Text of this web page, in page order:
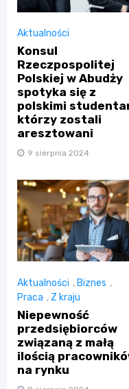
Aktualności
Konsul
Rzeczpospolitej
Polskiej w Abudży
spotyka się z
polskimi
którzy zostali
aresztowani
9 sierpnia 2024
Aktualności , Biznes ,
Praca , Z kraju
Niepewność
przedsiębiorców
związaną z małą
ilością
na rynku